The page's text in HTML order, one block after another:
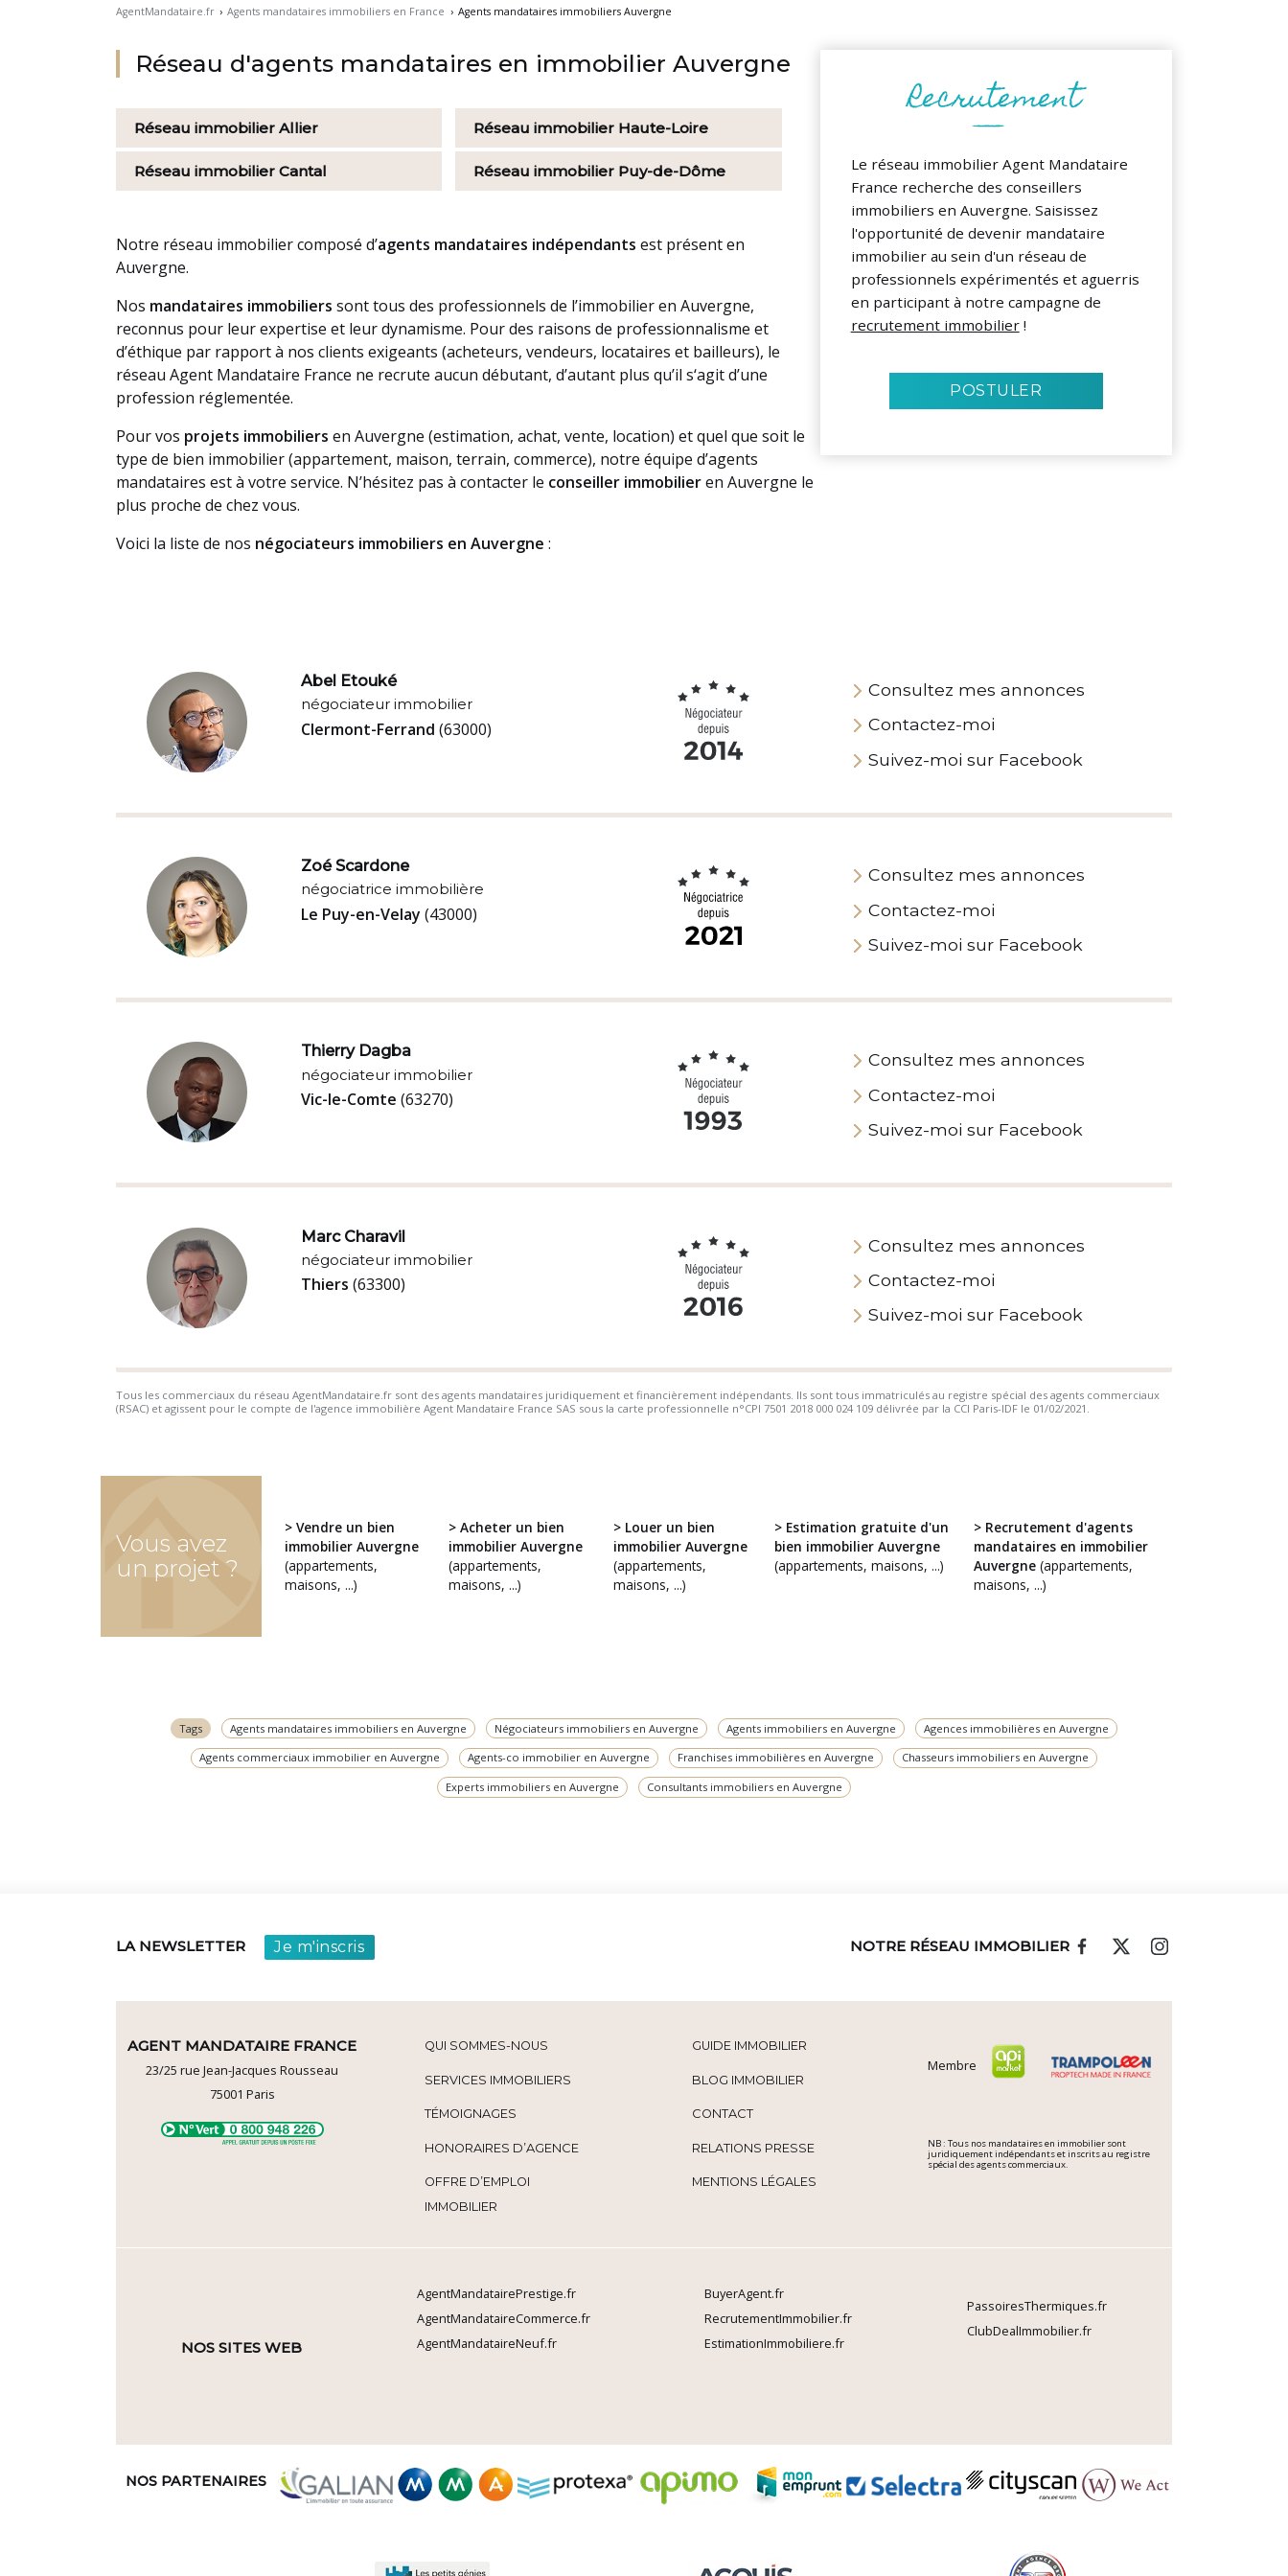
AgentMandataire.fr › Agents mandataires immobiliers en France › Agents mandataires immobiliers Auvergne
Réseau d'agents mandataires en immobilier Auvergne
Réseau immobilierAllier
Réseau immobilierCantal
Réseau immobilier Haute-Loire
Réseau immobilier Puy-de-Dôme
Notre réseau immobiliercomposé d’agents mandataires indépendants est présent en
Auvergne.
Nos mandataires immobiliers sont tous des professionnels de l’immobilier en Auvergne,
reconnus pour leur expertise et leur dynamisme. Pour des raisons de professionnalisme et
d’éthique par rapport à nos clients exigeants (acheteurs, vendeurs, locataires et bailleurs), le
réseau Agent Mandataire France ne recrute aucun débutant, d’autant plus qu’il s‘agit d’une
profession réglementée.
Pour vos projets immobiliers en Auvergne (estimation, achat, vente, location) et quel que soit le
type de bien immobilier (appartement, maison, terrain, commerce), notre équipe d’agents
mandataires est à votre service. N’hésitez pas à contacter le conseiller immobilieren Auvergne le
plus proche de chez vous.
Voici la liste de nos négociateurs immobiliers en Auvergne :
Le réseau immobilier Agent Mandataire
France recherche des conseillers
immobiliers en Auvergne. Saisissez
l'opportunité de devenir mandataire
immobilier au sein d'un réseau de
professionnels expérimentés et aguerris
en participant à notre campagne de
recrutement immobilier!
POSTULER
Abel Etouké
négociateur immobilier
Clermont-Ferrand (63000)
Consultez mes annonces
Contactez-moi
Suivez-moi sur Facebook
Zoé Scardone
négociatrice immobilière
Le Puy-en-Velay (43000)
Consultez mes annonces
Contactez-moi
Suivez-moi sur Facebook
Thierry Dagba
négociateur immobilier
Vic-le-Comte (63270)
Consultez mes annonces
Contactez-moi
Suivez-moi sur Facebook
Marc Charavil
négociateur immobilier
Thiers (63300)
Consultez mes annonces
Contactez-moi
Suivez-moi sur Facebook
Tous les commerciaux du réseau AgentMandataire.fr sont des agents mandataires juridiquement et financièrement indépendants. Ils sont tous immatriculés au registre spécial des agents commerciaux
(RSAC) et agissent pour le compte de l'agence immobilière Agent Mandataire France SAS sous la carte professionnelle n°CPI 7501 2018 000 024 109 délivrée par la CCI Paris-IDF le 01/02/2021.
Vous avez
un projet ?
> Vendre un bien
immobilier Auvergne
(appartements,
maisons, ...)
> Acheter un bien
immobilier Auvergne
(appartements,
maisons, ...)
> Louer un bien
immobilier Auvergne
(appartements,
maisons, ...)
> Estimation gratuite d'un
bien immobilier Auvergne
(appartements, maisons, ...)
> Recrutement d'agents
mandataires en immobilier
Auvergne(appartements,
maisons, ...)
Tags Agents mandataires immobiliers en Auvergne Négociateurs immobiliers en Auvergne Agents immobiliers en Auvergne Agences immobilières en Auvergne
Agents commerciaux immobilier en Auvergne Agents-co immobilier en Auvergne Franchises immobilières en Auvergne Chasseurs immobiliers en Auvergne
Experts immobiliers en Auvergne Consultants immobiliers en Auvergne
LA NEWSLETTER Je m'inscris NOTRE RÉSEAU IMMOBILIER
AGENT MANDATAIRE FRANCE
23/25 rue Jean-Jacques Rousseau
75001 Paris
QUI SOMMES-NOUS
SERVICES IMMOBILIERS
TÉMOIGNAGES
HONORAIRES D’AGENCE
OFFRE D’EMPLOI
IMMOBILIER
GUIDE IMMOBILIER
BLOG IMMOBILIER
CONTACT
RELATIONS PRESSE
MENTIONS LÉGALES
Membre
NB : Tous nos mandataires en immobilier sont
juridiquement indépendants et inscrits au registre
spécial des agents commerciaux.
NOS SITES WEB
AgentMandatairePrestige.fr
AgentMandataireCommerce.fr
AgentMandataireNeuf.fr
BuyerAgent.fr
RecrutementImmobilier.fr
EstimationImmobiliere.fr
PassoiresThermiques.fr
ClubDealImmobilier.fr
NOS PARTENAIRES